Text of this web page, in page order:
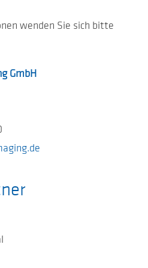
wenden Sie sich bitte
GmbH